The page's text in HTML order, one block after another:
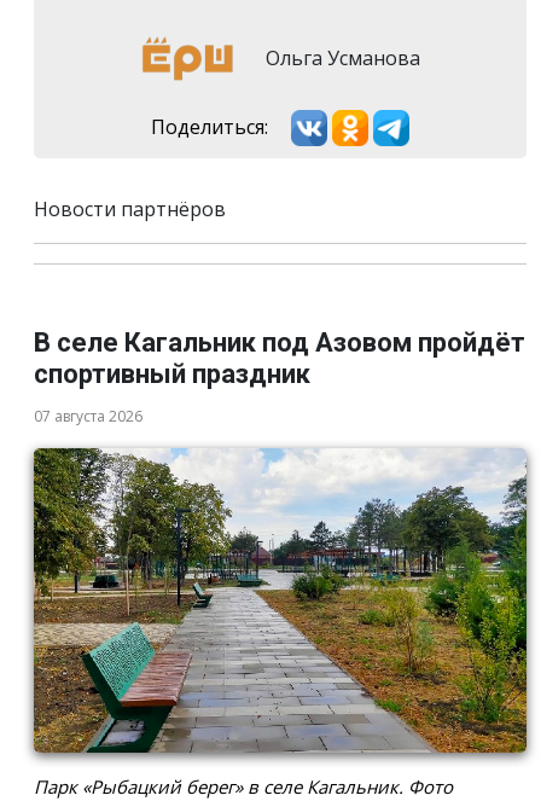
Ольга Усманова
Поделиться:
Новости партнёров
В селе Кагальник под Азовом пройдёт
спортивный праздник
07 августа 2026
Парк «Рыбацкий берег» в селе Кагальник. Фото